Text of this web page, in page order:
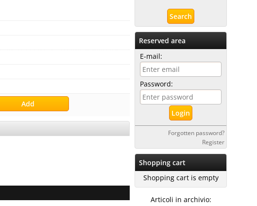
Reserved area
E-mail:
Password:
Forgotten password?
Register
Shopping cart
Shopping cart is empty
Articoli in archivio: